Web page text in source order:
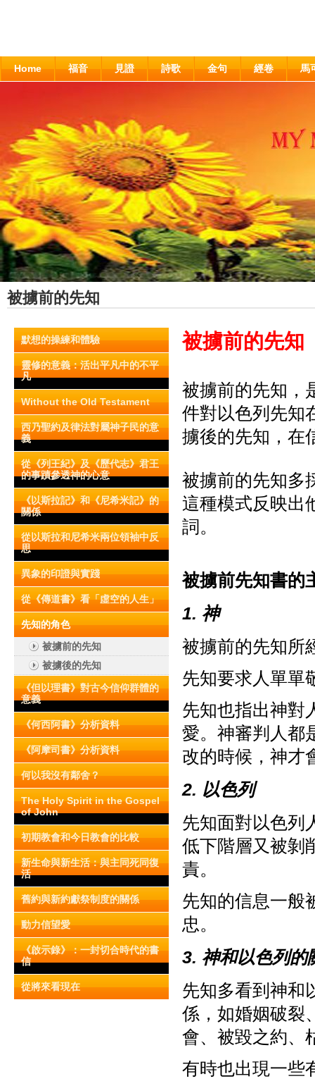
Home 福音 見證 詩歌 金句 經卷 馬
被擄前的先知
默想的操練和體驗
靈修的意義：活出平凡中的不平
凡
Without the Old Testament
西乃聖約及律法對屬神子民的意
義
從《列王紀》及《歷代志》君王
的事蹟參透神的心意
《以斯拉記》和《尼希米記》的
關係
從以斯拉和尼希米兩位領袖中反
思
異象的印證與實踐
從《傳道書》看「虛空的人生」
先知的角色
被擄前的先知
被擄後的先知
《但以理書》對古今信仰群體的
意義
《何西阿書》分析資料
《阿摩司書》分析資料
何以我沒有鄰舍？
The Holy Spirit in the Gospel
of John
初期教會和今日教會的比較
新生命與新生活：與主同死同復
活
舊約與新約獻祭制度的關係
動力信望愛
《啟示錄》：一封切合時代的書
信
從將來看現在
被擄前的先知
被擄前的先知，
件對以色列先知
擄後的先知，在
被擄前的先知多
這種模式反映出
詞。
被擄前先知書的
1. 神
被擄前的先知所
先知要求人單單
先知也指出神對
愛。神審判人都
改的時候，神才
2. 以色列
先知面對以色列
低下階層又被剝
責。
先知的信息一般
忠。
3. 神和以色列的
先知多看到神和
係，如婚姻破裂
會、被毀之約、
有時也出現一些